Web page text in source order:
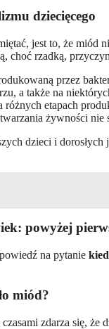
dziecięcego
jest to, że miód
choć rzadką,
przez
a także na
różnych etapach
żywności nie
dzieci i
powyżej
na pytanie
miód?
zdarza się, że